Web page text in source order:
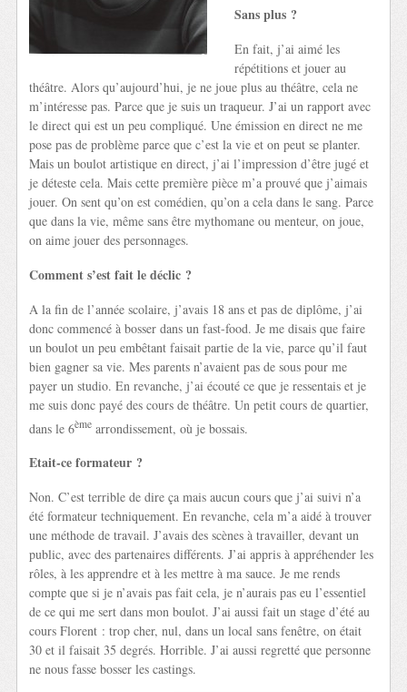
Sans plus ?
En fait, j’ai aimé les
répétitions et jouer au
théâtre. Alors qu’aujourd’hui, je ne joue plus au théâtre, cela ne
m’intéresse pas. Parce que je suis un traqueur. J’ai un rapport avec
le direct qui est un peu compliqué. Une émission en direct ne me
pose pas de problème parce que c’est la vie et on peut se planter.
Mais un boulot artistique en direct, j’ai l’impression d’être jugé et
je déteste cela. Mais cette première pièce m’a prouvé que j’aimais
jouer. On sent qu’on est comédien, qu’on a cela dans le sang. Parce
que dans la vie, même sans être mythomane ou menteur, on joue,
on aime jouer des personnages.
Comment s’est fait le déclic ?
A la fin de l’année scolaire, j’avais 18 ans et pas de diplôme, j’ai
donc commencé à bosser dans un fast-food. Je me disais que faire
un boulot un peu embêtant faisait partie de la vie, parce qu’il faut
bien gagner sa vie. Mes parents n’avaient pas de sous pour me
payer un studio. En revanche, j’ai écouté ce que je ressentais et je
me suis donc payé des cours de théâtre. Un petit cours de quartier,
dans le 6ème arrondissement, où je bossais.
Etait-ce formateur ?
Non. C’est terrible de dire ça mais aucun cours que j’ai suivi n’a
été formateur techniquement. En revanche, cela m’a aidé à trouver
une méthode de travail. J’avais des scènes à travailler, devant un
public, avec des partenaires différents. J’ai appris à appréhender les
rôles, à les apprendre et à les mettre à ma sauce. Je me rends
compte que si je n’avais pas fait cela, je n’aurais pas eu l’essentiel
de ce qui me sert dans mon boulot. J’ai aussi fait un stage d’été au
cours Florent : trop cher, nul, dans un local sans fenêtre, on était
30 et il faisait 35 degrés. Horrible. J’ai aussi regretté que personne
ne nous fasse bosser les castings.